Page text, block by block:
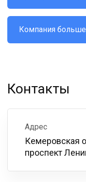
Компания больше
Контакты
Адрес
Кемеровская
проспект